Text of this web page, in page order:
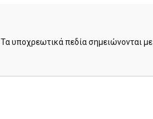
Τα υποχρεωτικά πεδία σημειώνονται με